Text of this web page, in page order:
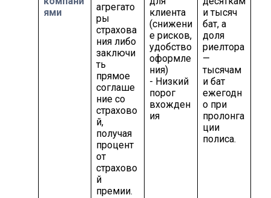
ями
агрегато
ры
страхова
ния либо
заключи
ть
прямое
соглаше
ние со
страхово
й,
получая
процент
от
страхово
й
премии.
клиента
(снижени
е рисков,
удобство
оформле
ния)
- Низкий
порог
вхожден
ия
и тысяч
бат, а
доля
риелтора
—
тысячам
и бат
ежегодн
о при
пролонга
ции
полиса.